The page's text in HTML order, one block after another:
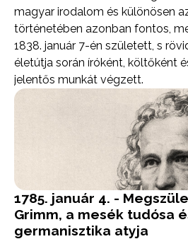
magyar irodalom és különösen
történetében azonban fontos,
1838. január 7-én született, s
életútja során íróként, költőként
jelentős munkát végzett.
1785. január 4. -
Grimm, a mesék tudósa
germanisztika atyja